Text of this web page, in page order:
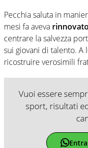
Pecchia saluta in
mesi fa aveva rinnovato
centrare la salvezza
sui giovani di talento.
ricostruire verosimili
Vuoi essere
sport, risultati